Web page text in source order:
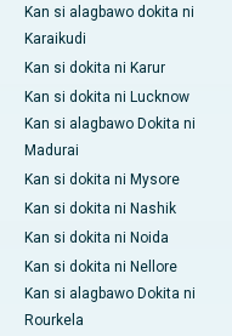
Kan si alagbawo dokita ni
Karaikudi
Kan si dokita ni Karur
Kan si dokita ni Lucknow
Kan si alagbawo Dokita ni
Madurai
Kan si dokita ni Mysore
Kan si dokita ni Nashik
Kan si dokita ni Noida
Kan si dokita ni Nellore
Kan si alagbawo Dokita ni
Rourkela